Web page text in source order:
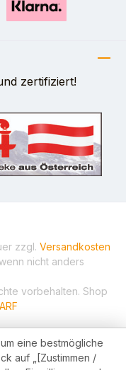
zertifiziert!
zzgl. Versandkosten
nicht anders
vorbehalten. Shop
eine bestmögliche
auf „[Zustimmen /